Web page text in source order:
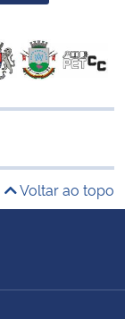
Voltar ao topo